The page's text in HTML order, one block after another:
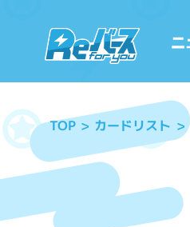
TOP カードリスト